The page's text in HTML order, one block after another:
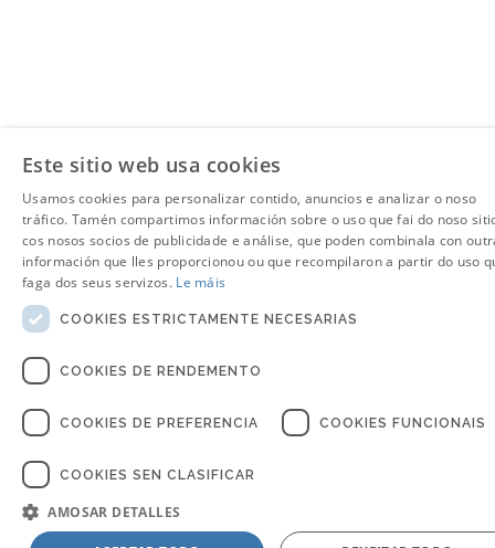
Este sitio web usa cookies
Usamos cookies para personalizar contido, anuncios e analizar o noso
tráfico. Tamén compartimos información sobre o uso que fai do noso
cos nosos socios de publicidade e análise, que poden combinala con
información que lles proporcionou ou que recompilaron a partir do uso
faga dos seus servizos. Le máis
COOKIES ESTRICTAMENTE NECESARIAS
COOKIES DE RENDEMENTO
COOKIES DE PREFERENCIA COOKIES FUNCIONAIS
COOKIES SEN CLASIFICAR
AMOSAR DETALLES